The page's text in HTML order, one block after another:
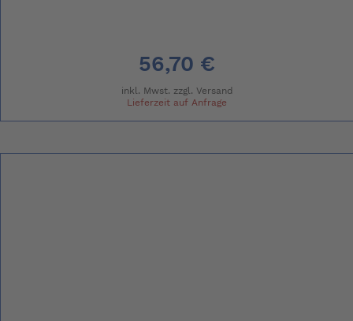
56,70 €
inkl. Mwst. zzgl. Versand
Lieferzeit auf Anfrage